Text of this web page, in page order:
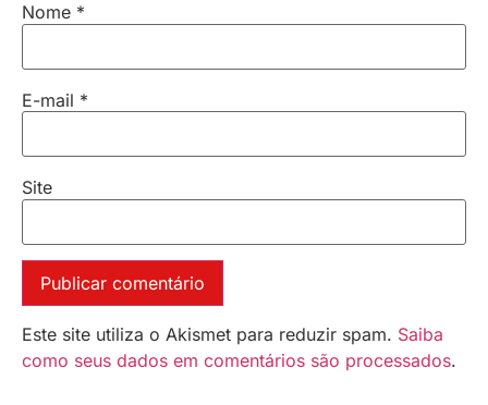
Nome *
E-mail *
Site
Este site utiliza o Akismet para reduzir spam. Saiba
como seus dados em comentários são processados.